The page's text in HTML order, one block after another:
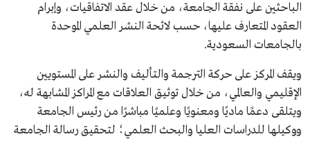
الباحثين على نفقة الجامعة، من خلال عقد الاتفاقيات، وإبرام
العقود المتعارف عليها، حسب لائحة النشر العلمي الموحدة
بالجامعات السعودية.
ويقف المركز على حركة الترجمة والتأليف والنشر على المستويين
الإقليمي والعالمي، من خلال توثيق العلاقات مع المراكز المشابهة له،
ويتلقى دعمًا ماديًا ومعنويًا وعلميًا مباشرًا من رئيس الجامعة
ووكيلها للدراسات العليا والبحث العلمي؛ لتحقيق رسالة الجامعة